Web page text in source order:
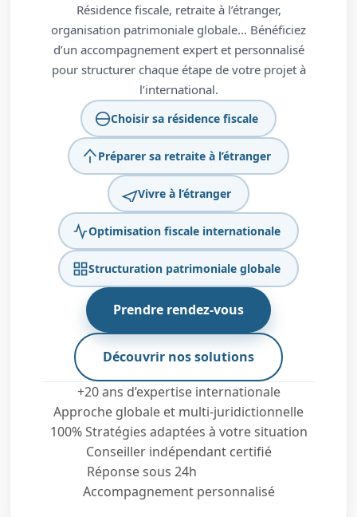
Résidence fiscale, retraite à l’étranger,
organisation patrimoniale globale… Bénéficiez
d’un accompagnement expert et personnalisé
pour structurer chaque étape de votre projet à
l’international.
Choisir sa résidence fiscale
Préparer sa retraite à l’étranger
Vivre à l’étranger
Optimisation fiscale internationale
Structuration patrimoniale globale
Prendre rendez-vous
Découvrir nos solutions
+20 ans d’expertise internationale
Approche globale et multi-juridictionnelle
100% Stratégies adaptées à votre situation
Conseiller indépendant certifié
Réponse sous 24h
Accompagnement personnalisé